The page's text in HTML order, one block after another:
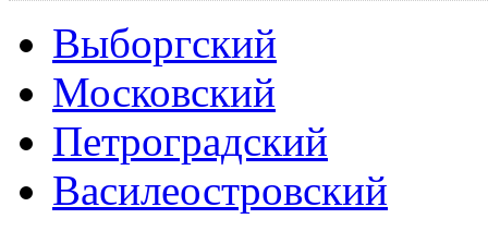
Выборгский
Московский
Петроградский
Василеостровский